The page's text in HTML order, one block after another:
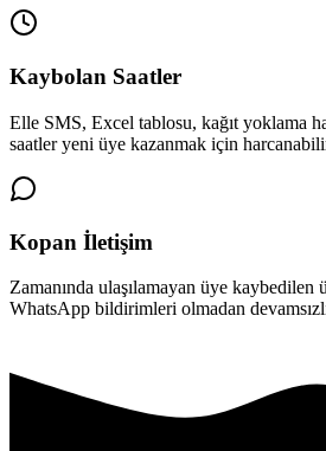
Kaybolan Saatler
Elle SMS, Excel tablosu, kağıt yoklama
saatler yeni üye kazanmak için
Kopan İletişim
Zamanında ulaşılamayan üye kaybedilen
WhatsApp bildirimleri olmadan